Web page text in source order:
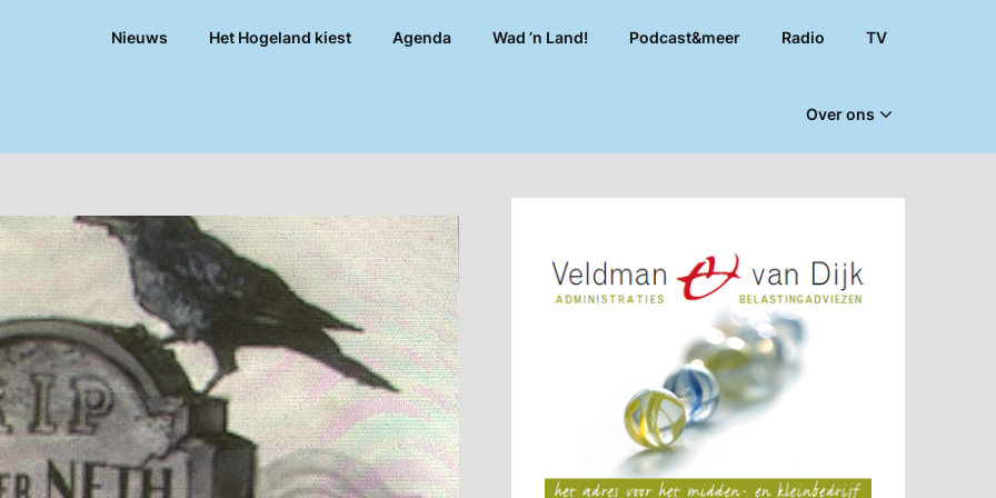
Nieuws Het Hogeland kiest Agenda Wad ’n Land! Podcast&meer Radio TV
Over ons